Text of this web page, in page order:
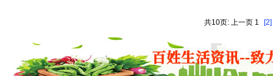
共10页: 上一页 1 [2]